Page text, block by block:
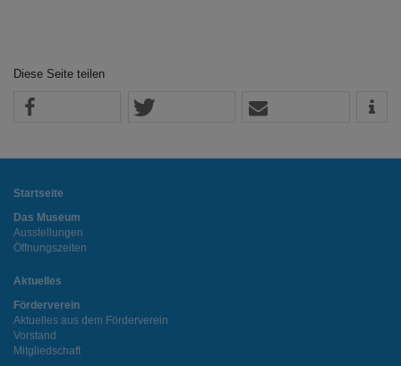
Diese Seite teilen
Startseite
Das Museum
Ausstellungen
Öffnungszeiten
Aktuelles
Förderverein
Aktuelles aus dem Förderverein
Vorstand
Mitgliedschaft